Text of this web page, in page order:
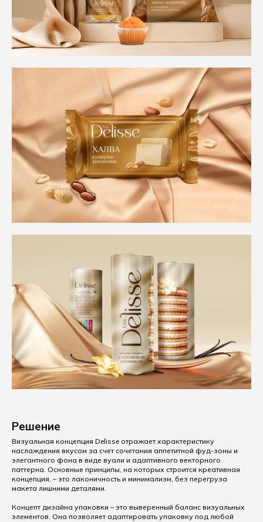
Решение
Визуальная концепция Delisse отражает характеристику
наслаждения вкусом за счет сочетания аппетитной фуд-зоны и
элегантного фона в виде вуали и адаптивного векторного
паттерна. Основные принципы, на которых строится креативная
концепция, – это лаконичность и минимализм, без перегруза
макета лишними деталями.
Концепт дизайна упаковки – это выверенный баланс визуальных
элементов. Она позволяет адаптировать упаковку под любой